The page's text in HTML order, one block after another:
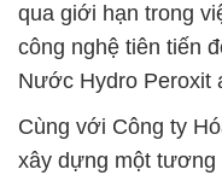
qua giới hạn trong
công nghệ tiên tiến
Nước Hydro Peroxit
Cùng với Công ty
xây dựng một tương